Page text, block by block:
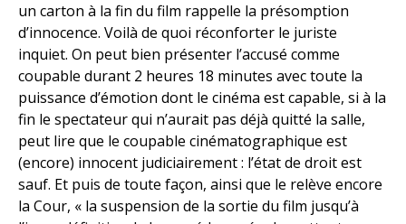
un carton à la fin du film rappelle la présomption
d’innocence. Voilà de quoi réconforter le juriste
inquiet. On peut bien présenter l’accusé comme
coupable durant 2 heures 18 minutes avec toute la
puissance d’émotion dont le cinéma est capable, si à la
fin le spectateur qui n’aurait pas déjà quitté la salle,
peut lire que le coupable cinématographique est
(encore) innocent judiciairement : l’état de droit est
sauf. Et puis de toute façon, ainsi que le relève encore
la Cour, « la suspension de la sortie du film jusqu’à